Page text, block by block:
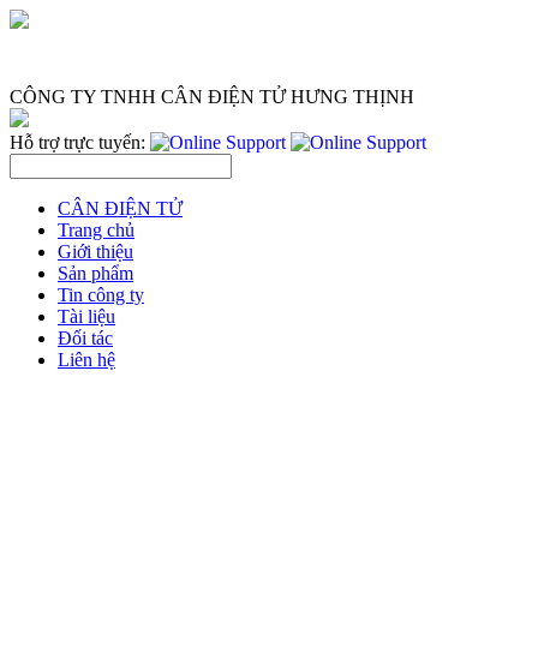
CÔNG TY TNHH CÂN ĐIỆN TỬ HƯNG THỊNH
Hỗ trợ trực tuyến:
CÂN ĐIỆN TỬ
Trang chủ
Giới thiệu
Sản phẩm
Tin công ty
Tài liệu
Đối tác
Liên hệ